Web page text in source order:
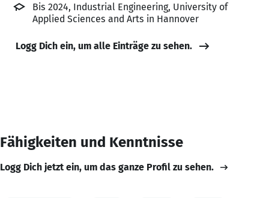
Bis 2024, Industrial Engineering, University of
Applied Sciences and Arts in Hannover
Logg Dich ein, um alle Einträge zu sehen.
Fähigkeiten und Kenntnisse
Logg Dich jetzt ein, um das ganze Profil zu sehen.